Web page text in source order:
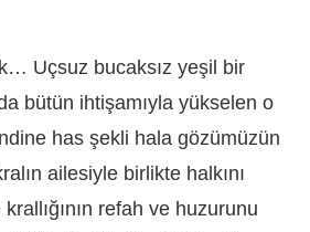
Uçsuz bucaksız yeşil bir
bütün ihtişamıyla yükselen o
has şekli hala gözümüzün
ailesiyle birlikte halkını
refah ve huzurunu